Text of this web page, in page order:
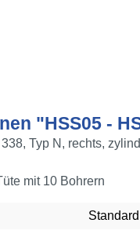
"HSS05 -
Typ N, rechts,
mit 10 Bohrern
Standard